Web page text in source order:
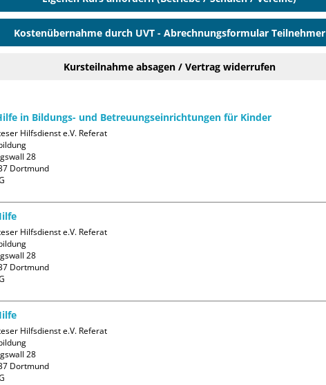
Kostenübernahme durch UVT - Abrechnungsformular Teilnehmer
Kursteilnahme absagen / Vertrag widerrufen
in Bildungs- und Betreuungseinrichtungen für Kinder
Hilfsdienst e.V. Referat
28
Dortmund
Hilfsdienst e.V. Referat
28
Dortmund
Hilfsdienst e.V. Referat
28
Dortmund